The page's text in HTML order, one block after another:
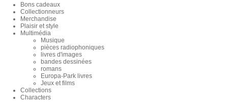
Bons cadeaux
Collectionneurs
Merchandise
Plaisir et style
Multimédia
Musique
pièces radiophoniques
livres d'images
bandes dessinées
romans
Europa-Park livres
Jeux et films
Collections
Characters